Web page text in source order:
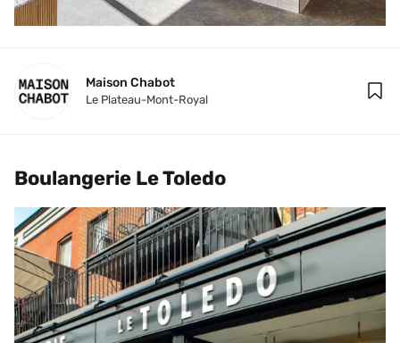
Maison Chabot
Le Plateau-Mont-Royal
Boulangerie Le Toledo